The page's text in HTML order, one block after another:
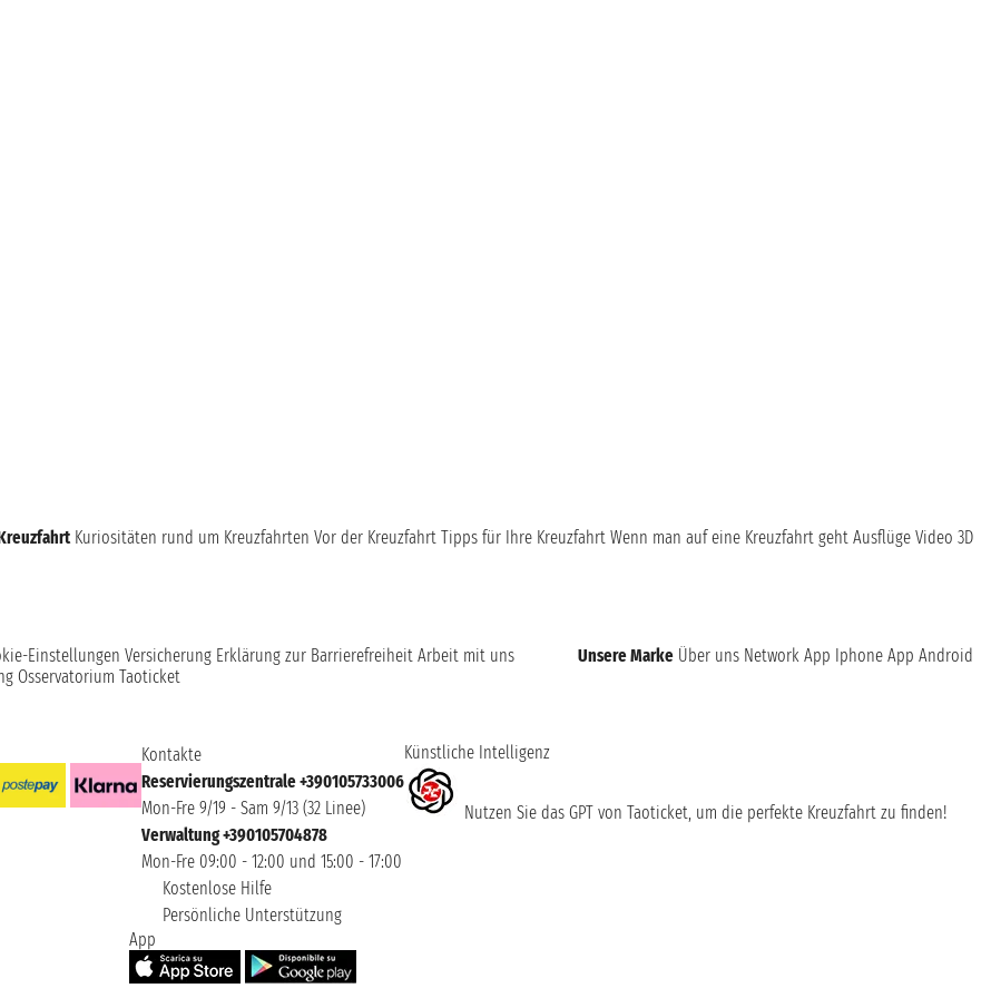
Kuriositäten rund um Kreuzfahrten Vor der Kreuzfahrt Tipps für Ihre Kreuzfahrt Wenn man auf eine Kreuzfahrt geht Ausflüge Video 3D
Einstellungen Versicherung Erklärung zur Barrierefreiheit Arbeit mit uns Unsere Marke Über uns Network App Iphone App Android
Osservatorium Taoticket
Kontakte
Reservierungszentrale +390105733006
Mon-Fre 9/19 - Sam 9/13 (32 Linee)
Verwaltung +390105704878
Mon-Fre 09:00 - 12:00 und 15:00 - 17:00
Kostenlose Hilfe
Persönliche Unterstützung
Künstliche Intelligenz
Nutzen Sie das GPT von Taoticket, um die perfekte Kreuzfahrt zu finden!
App